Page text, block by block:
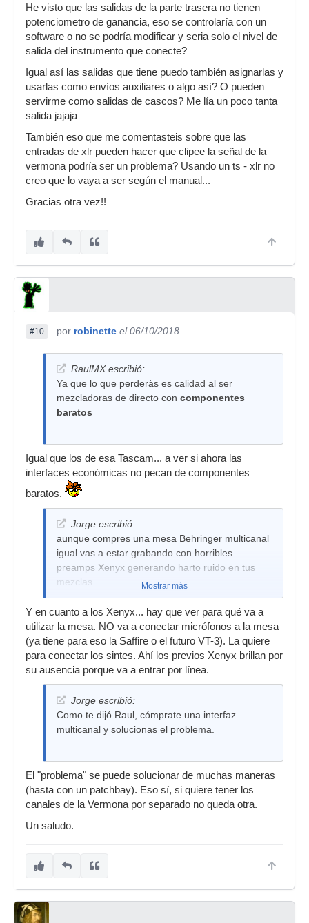
He visto que las salidas de la parte trasera no tienen
potenciometro de ganancia, eso se controlaría con un
software o no se podría modificar y seria solo el nivel de
salida del instrumento que conecte?
Igual así las salidas que tiene puedo también asignarlas y
usarlas como envíos auxiliares o algo así? O pueden
servirme como salidas de cascos? Me lía un poco tanta
salida jajaja
También eso que me comentasteis sobre que las
entradas de xlr pueden hacer que clipee la señal de la
vermona podría ser un problema? Usando un ts - xlr no
creo que lo vaya a ser según el manual...
Gracias otra vez!!
#10 por robinette el 06/10/2018
RaulMX escribió:
Ya que lo que perderàs es calidad al ser
mezcladoras de directo con componentes
baratos
Igual que los de esa Tascam... a ver si ahora las
interfaces económicas no pecan de componentes
baratos.
Jorge escribió:
aunque compres una mesa Behringer multicanal
igual vas a estar grabando con horribles
preamps Xenyx generando harto ruido en tus
mezclas
Mostrar más
Y en cuanto a los Xenyx... hay que ver para qué va a
utilizar la mesa. NO va a conectar micrófonos a la mesa
(ya tiene para eso la Saffire o el futuro VT-3). La quiere
para conectar los sintes. Ahí los previos Xenyx brillan por
su ausencia porque va a entrar por línea.
Jorge escribió:
Como te dijó Raul, cómprate una interfaz
multicanal y solucionas el problema.
El "problema" se puede solucionar de muchas maneras
(hasta con un patchbay). Eso sí, si quiere tener los
canales de la Vermona por separado no queda otra.
Un saludo.